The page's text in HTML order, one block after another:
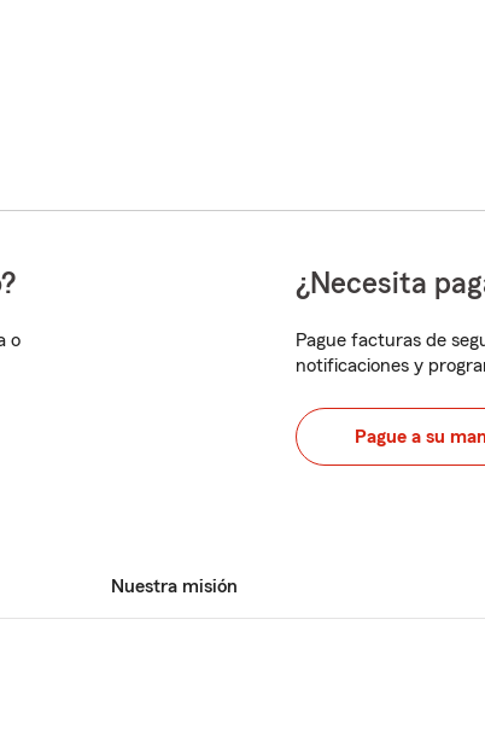
o
¿Necesita
Pague facturas de
notificaciones y
Pague a su
Nuestra misión